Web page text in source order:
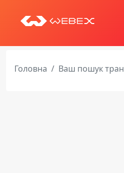
Головна Ваш пошук